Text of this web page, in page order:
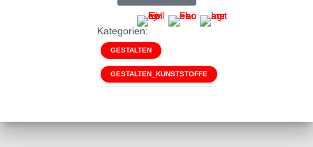
Kategorien:
GESTALTEN
GESTALTEN_KUNSTSTOFFE